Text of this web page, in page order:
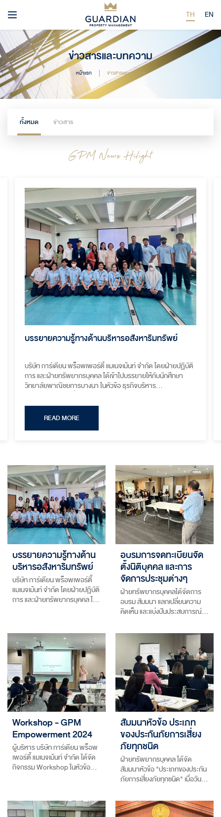
TH EN
ข่าวสารและบทความ
หน้าแรก ข่าวสารและบทความ
ทั้งหมด ข่าวสาร
GPM News Hilight
บรรยายความรู้ทางด้านบริหารอสังหาริมทรัพย์
บริษัท การ์เดียน พร็อพเพอร์ตี้ แมเนจเม้นท์ จำกัด โดยฝ่ายปฏิบัติ
การ และฝ่ายทรัพยากรบุคคล ได้เข้าไปบรรยายให้กับนักศึกษา
วิทยาลัยพาณิชยการบางนา ในหัวข้อ ธุรกิจบริหาร
และแนะแนวอาชีพทางด้านงานบริหารอสังหาริมทรัพย์ ให้กับ
นักศึกษาที่มีความสนใจทางด้านนี้
READ MORE
บรรยายความรู้ทางด้าน
บริหารอสังหาริมทรัพย์
บริษัท การ์เดียน พร็อพเพอร์ตี้
แมเนจเม้นท์ จำกัด โดยฝ่ายปฏิบัติ
การ และฝ่ายทรัพยากรบุคคล ไ…
อบรมการจดทะเบียนจัด
ตั้งนิติบุคคล และการ
จัดการประชุมต่างๆ
ฝ่ายทรัพยากรบุคคลได้จัดการ
อบรม สัมมนา แลกเปลี่ยนความ
คิดเห็น และแบ่งปันประสบการณ์…
Workshop - GPM
Empowerment 2024
ผู้บริหาร บริษัท การ์เดียน พร็อพ
เพอร์ตี้ แมเนจเม้นท์ จำกัด ได้จัด
กิจกรรม Workshop ในหัวข้อ…
สัมมนาหัวข้อ ประเภท
ของประกันภัยการเสี่ยง
ภัยทุกชนิด
ฝ่ายทรัพยากรบุคคล ได้จัด
สัมมนาหัวข้อ "ประเภทของประกัน
ภัยการเสี่ยงภัยทุกชนิด" เมื่อวัน…